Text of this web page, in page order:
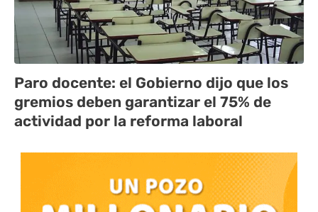
Paro docente: el Gobierno dijo que los
gremios deben garantizar el 75% de
actividad por la reforma laboral